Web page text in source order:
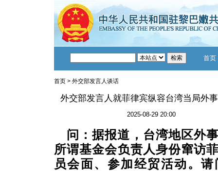
首页
首页 > 外交部发言人谈话
外交部发言人就菲律宾纵容台湾当局外
2025-08-29 20:00
问：据报道，台湾地区外
所谓基金会负责人身份窜访
员会面、参加经贸活动。